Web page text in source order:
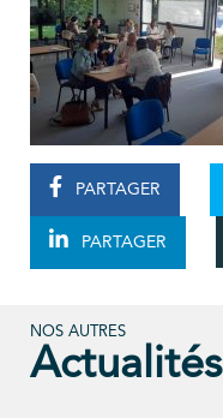
PARTAGER
PARTAGER
NOS AUTRES
Actualités